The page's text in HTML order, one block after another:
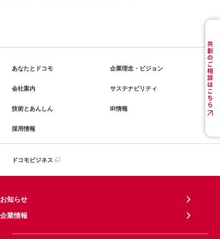
あなたとドコモ 企業理念・ビジョン
会社案内 サステナビリティ
技術とあんしん IR情報
採用情報
ドコモビジネス
お知らせ
企業情報